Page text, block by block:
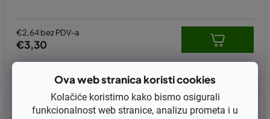
Ova web stranica koristi cookies
Kolačiće koristimo kako bismo osigurali
funkcionalnost web stranice, analizu prometa i u
€2,64 bez PDV-a
€3,30
Kod:KB-0795